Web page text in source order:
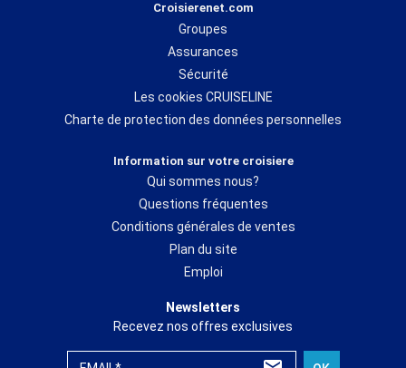
Croisierenet.com
Groupes
Assurances
Sécurité
Les cookies CRUISELINE
Charte de protection des données personnelles
Information sur votre croisiere
Qui sommes nous?
Questions fréquentes
Conditions générales de ventes
Plan du site
Emploi
Newsletters
Recevez nos offres exclusives